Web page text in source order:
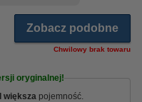
Zobacz podobne
Chwilowy brak towaru
oryginalnej!
większa pojemność.